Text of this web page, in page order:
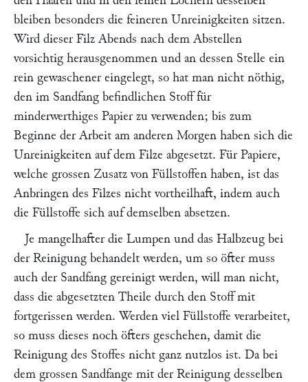
bleiben besonders die feineren Unreinigkeiten sitzen.
Wird dieser Filz Abends nach dem Abstellen
vorsichtig herausgenommen und an dessen Stelle ein
rein gewaschener eingelegt, so hat man nicht nöthig,
den im Sandfang befindlichen Stoff für
minderwerthiges Papier zu verwenden; bis zum
Beginne der Arbeit am anderen Morgen haben sich die
Unreinigkeiten auf dem Filze abgesetzt. Für Papiere,
welche grossen Zusatz von Füllstoffen haben, ist das
Anbringen des Filzes nicht vortheilhaft, indem auch
die Füllstoffe sich auf demselben absetzen.
Je mangelhafter die Lumpen und das Halbzeug bei
der Reinigung behandelt werden, um so öfter muss
auch der Sandfang gereinigt werden, will man nicht,
dass die abgesetzten Theile durch den Stoff mit
fortgerissen werden. Werden viel Füllstoffe verarbeitet,
so muss dieses noch öfters geschehen, damit die
Reinigung des Stoffes nicht ganz nutzlos ist. Da bei
dem grossen Sandfange mit der Reinigung desselben